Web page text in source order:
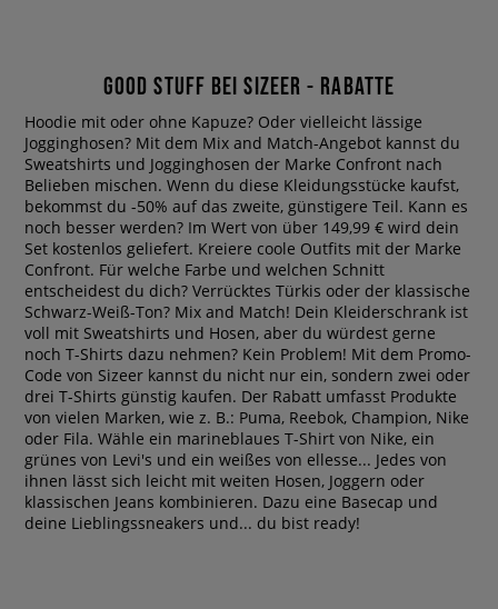
GOOD STUFF BEI SIZEER - RABATTE
Hoodie mit oder ohne Kapuze? Oder vielleicht lässige
Jogginghosen? Mit dem Mix and Match-Angebot kannst du
Sweatshirts und Jogginghosen der Marke Confront nach
Belieben mischen. Wenn du diese Kleidungsstücke kaufst,
bekommst du -50% auf das zweite, günstigere Teil. Kann es
noch besser werden? Im Wert von über 149,99 € wird dein
Set kostenlos geliefert. Kreiere coole Outfits mit der Marke
Confront. Für welche Farbe und welchen Schnitt
entscheidest du dich? Verrücktes Türkis oder der klassische
Schwarz-Weiß-Ton? Mix and Match! Dein Kleiderschrank ist
voll mit Sweatshirts und Hosen, aber du würdest gerne
noch T-Shirts dazu nehmen? Kein Problem! Mit dem Promo-
Code von Sizeer kannst du nicht nur ein, sondern zwei oder
drei T-Shirts günstig kaufen. Der Rabatt umfasst Produkte
von vielen Marken, wie z. B.: Puma, Reebok, Champion, Nike
oder Fila. Wähle ein marineblaues T-Shirt von Nike, ein
grünes von Levi's und ein weißes von ellesse... Jedes von
ihnen lässt sich leicht mit weiten Hosen, Joggern oder
klassischen Jeans kombinieren. Dazu eine Basecap und
deine Lieblingssneakers und... du bist ready!